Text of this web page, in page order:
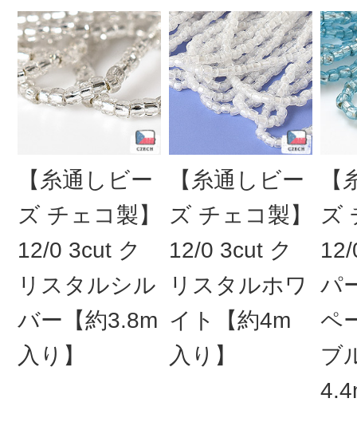
【糸通しビー
ズ チェコ製】
12/0 3cut ク
リスタルシル
バー【約3.8m
入り】
【糸通しビー
ズ チェコ製】
12/0 3cut ク
リスタルホワ
イト【約4m
入り】
ズ
パ
ペ
ブ